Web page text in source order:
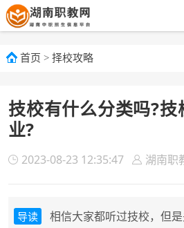
首页 > 择校攻略
技校有什么分类吗?
业?
2023-08-23 12:35:47 湖南职
导读
相信大家都听过技校，但是